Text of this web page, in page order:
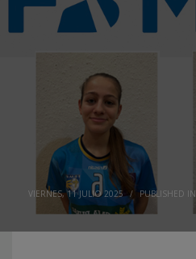
VIERNES, 11 JULIO 2025 / PUBLISHED IN